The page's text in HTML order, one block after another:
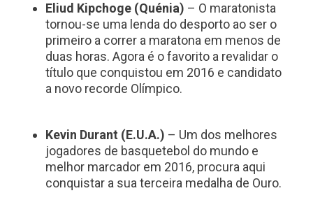
Eliud Kipchoge (Quénia) – O maratonista
tornou-se uma lenda do desporto ao ser o
primeiro a correr a maratona em menos de
duas horas. Agora é o favorito a revalidar o
título que conquistou em 2016 e candidato
a novo recorde Olímpico.
Kevin Durant (E.U.A.) – Um dos melhores
jogadores de basquetebol do mundo e
melhor marcador em 2016, procura aqui
conquistar a sua terceira medalha de Ouro.